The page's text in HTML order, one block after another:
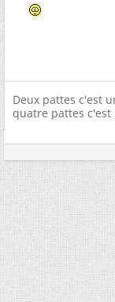
Deux pattes c'est
quatre pattes c'est